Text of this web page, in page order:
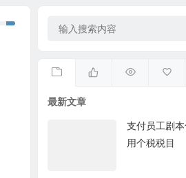
最新文章
支付员工剧
用个税税目